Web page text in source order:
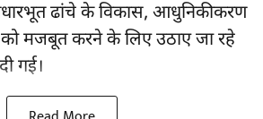
ढांचे के विकास, आधुनिकीकरण
मजबूत करने के लिए उठाए जा रहे
गई।